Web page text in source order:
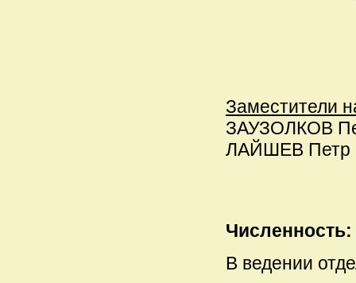
Заместители
ЗАУЗОЛКОВ
ЛАЙШЕВ Петр
Численность:
В ведении